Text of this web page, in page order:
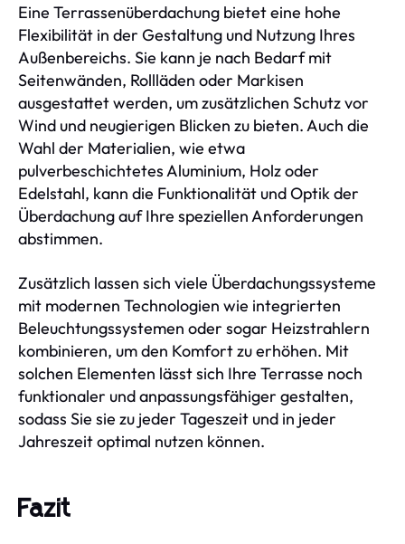
Eine Terrassenüberdachung bietet eine hohe
Flexibilität in der Gestaltung und Nutzung Ihres
Außenbereichs. Sie kann je nach Bedarf mit
Seitenwänden, Rollläden oder Markisen
ausgestattet werden, um zusätzlichen Schutz vor
Wind und neugierigen Blicken zu bieten. Auch die
Wahl der Materialien, wie etwa
pulverbeschichtetes Aluminium, Holz oder
Edelstahl, kann die Funktionalität und Optik der
Überdachung auf Ihre speziellen Anforderungen
abstimmen.
Zusätzlich lassen sich viele Überdachungssysteme
mit modernen Technologien wie integrierten
Beleuchtungssystemen oder sogar Heizstrahlern
kombinieren, um den Komfort zu erhöhen. Mit
solchen Elementen lässt sich Ihre Terrasse noch
funktionaler und anpassungsfähiger gestalten,
sodass Sie sie zu jeder Tageszeit und in jeder
Jahreszeit optimal nutzen können.
Fazit